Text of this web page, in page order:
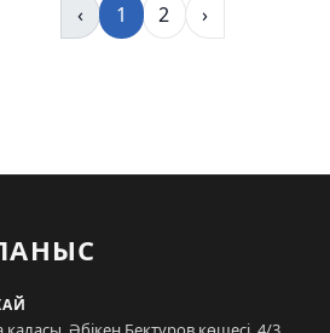
‹ 1 2 ›